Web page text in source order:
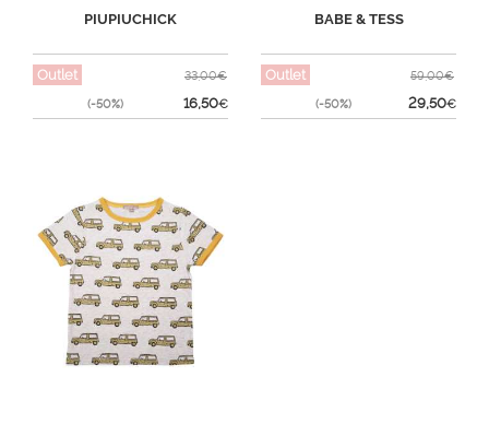
PIUPIUCHICK
Outlet
(-50%)
33,00€
16,50€
BABE & TESS
Outlet
(-50%)
59,00€
29,50€